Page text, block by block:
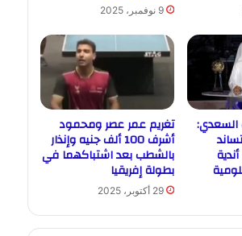
9 نوفمبر، 2025
السعدي: تغريم عمر عصر ومحمود
أشرف 100 ألف جنيه وإنذار
بالشطب بعد اشتباكهما في
بطولة إفريقيا
29 أكتوبر، 2025